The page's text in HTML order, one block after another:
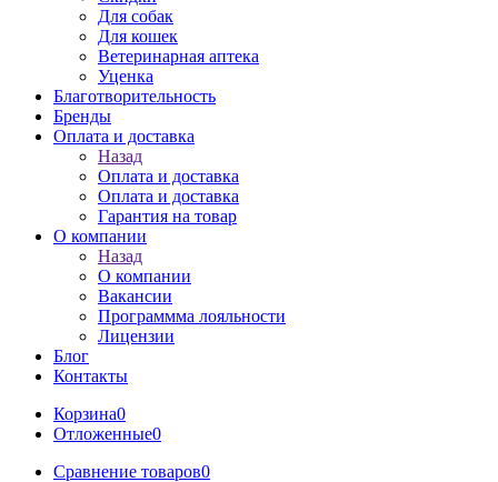
Для собак
Для кошек
Ветеринарная аптека
Уценка
Благотворительность
Бренды
Оплата и доставка
Назад
Оплата и доставка
Оплата и доставка
Гарантия на товар
О компании
Назад
О компании
Вакансии
Программма лояльности
Лицензии
Блог
Контакты
Корзина0
Отложенные0
Сравнение товаров0